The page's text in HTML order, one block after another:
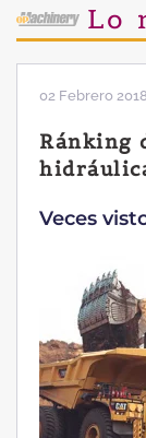
Lo
02 Febrero 2018
Ránking
Veces